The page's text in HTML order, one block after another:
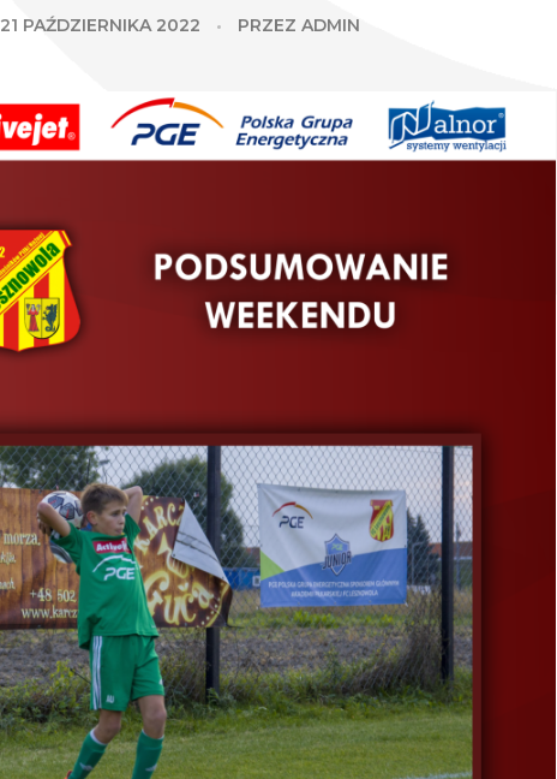
21 PAŹDZIERNIKA 2022 PRZEZ ADMIN